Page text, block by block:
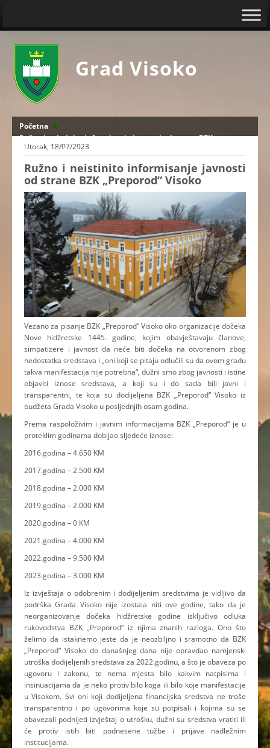
Grad Visoko
Početna
Ružno i neistinito informisanje javnosti od strane BZK
„Preporod“ Visoko
Utorak, 18/07/2023
Ružno i neistinito informisanje javnosti
od strane BZK „Preporod“ Visoko
Vezano za pisanje BZK „Preporod“ Visoko oko organizacije dočeka
Nove hidžretske 1445. godine, kojim obavještavaju članove,
simpatizere i javnost da neće biti dočeka na otvorenom zbog
nedostatka sredstava i „oni koji se pitaju odlučili su da ovom gradu
takva manifestacija nije potrebna“, dužni smo zbog javnosti i istine
objaviti iznose sredstava, a koji su i do sada bili javni i
transparentni, te koja su dodijeljena BZK „Preporod“ Visoko iz
budžeta Grada Visoko u posljednjih osam godina.
Prema raspoloživim i javnim informacijama BZK „Preporod“ je u
proteklim godinama dobijao sljedeće iznose:
2016.godina – 4.650 KM
2017.godina – 2.500 KM
2018.godina – 2.000 KM
2019.godina – 2.000 KM
2020.godina – 0 KM
2021.godina – 4.000 KM
2022.godina – 9.500 KM
2023.godina – 3.000 KM
Iz izvještaja o odobrenim i dodijeljenim sredstvima je vidljivo da
podrška Grada Visoko nije izostala niti ove godine, tako da je
neorganizovanje dočeka hidžretske godine isključivo odluka
rukovodstva BZK „Preporod“ iz njima znanih razloga. Ono što
želimo da istaknemo jeste da je neozbiljno i sramotno da BZK
„Preporod“ Visoko do današnjeg dana nije opravdao namjenski
utroška dodijeljenih sredstava za 2022.godinu, a što je obaveza po
ugovoru i zakonu, te nema mjesta bilo kakvim natpisima i
insinuacijama da je neko protiv bilo koga ili bilo koje manifestacije
u Visokom. Svi oni koji dodijeljena financijska sredstva ne troše
transparentno i po ugovorima koje su potpisali i kojima su se
obavezali podnijeti izvještaj o utrošku, dužni su sredstva vratiti ili
će protiv istih biti podnesene tužbe i prijave nadležnim
institucijama.